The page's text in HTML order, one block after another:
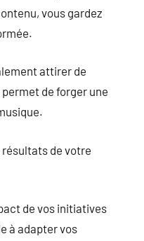
vous gardez
attirer de
de forger une
résultats de votre
de vos initiatives
à adapter vos